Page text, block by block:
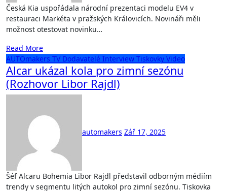
Česká Kia uspořádala národní prezentaci modelu EV4 v
restauraci Markéta v pražských Královicích. Novináři měli
možnost otestovat novinku…
Read More
AUTOmakers TV Dodavatelé Interview Tiskovky Video
Alcar ukázal kola pro zimní sezónu
(Rozhovor Libor Rajdl)
automakers Zář 17, 2025
Šéf Alcaru Bohemia Libor Rajdl představil odborným médiím
trendy v segmentu litých autokol pro zimní sezónu. Tiskovka